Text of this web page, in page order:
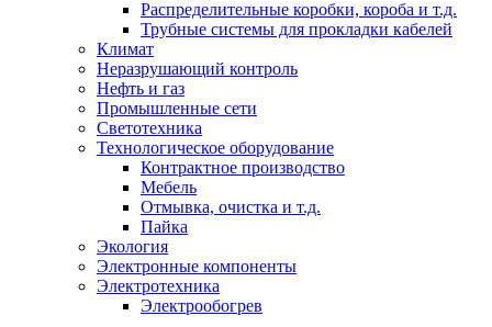
Распределительные коробки, короба и т.д.
Трубные системы для прокладки кабелей
Климат
Неразрушающий контроль
Нефть и газ
Промышленные сети
Светотехника
Технологическое оборудование
Контрактное производство
Мебель
Отмывка, очистка и т.д.
Пайка
Экология
Электронные компоненты
Электротехника
Электрообогрев